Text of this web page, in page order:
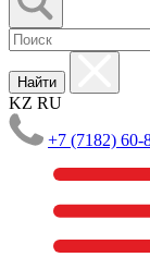
Найти
KZ RU
+7 (7182) 60-